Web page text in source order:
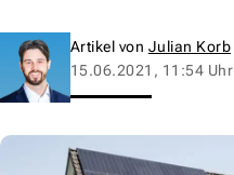
Artikel von Julian Korb
15.06.2021, 11:54 Uhr